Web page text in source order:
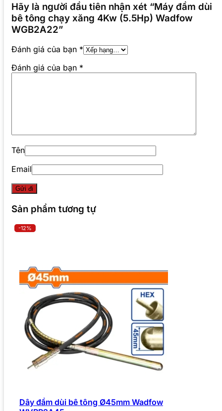
Hãy là người đầu tiên nhận xét “Máy đầm dùi
bê tông chạy xăng 4Kw (5.5Hp) Wadfow
WGB2A22”
Đánh giá của bạn *
Đánh giá của bạn *
Tên
Email
Sản phẩm tương tự
-12%
Dây đầm dùi bê tông Ø45mm Wadfow